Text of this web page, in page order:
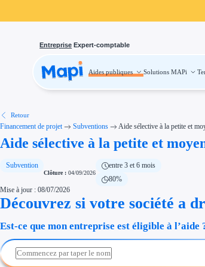
Entreprise Expert-comptable
Aides publiques Solutions MAPi
Aides publiques
Investissement
Thématiques
Financement innovation
Transition écologique
Développement
Économies d'énergie et
Étapes de vie
Cession d'entreprise
Entreprise en difficulté
Type de financements
Aides sans remboursement
Subventions
Retour
Financement de projet Subventions Aide sélective à la petite et
Aide sélective à la petite et
Subvention
Clôture : 04/09/2026
entre 3 et 6 mois
80%
Mise à jour : 08/07/2026
Découvrez si votre société a
Est-ce que mon entreprise est éligible à l’aide